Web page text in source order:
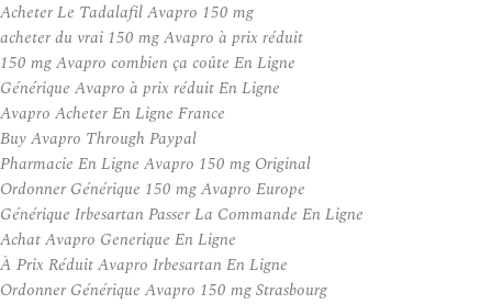
Acheter Le Tadalafil Avapro 150 mg
acheter du vrai 150 mg Avapro à prix réduit
150 mg Avapro combien ça coûte En Ligne
Générique Avapro à prix réduit En Ligne
Avapro Acheter En Ligne France
Buy Avapro Through Paypal
Pharmacie En Ligne Avapro 150 mg Original
Ordonner Générique 150 mg Avapro Europe
Générique Irbesartan Passer La Commande En Ligne
Achat Avapro Generique En Ligne
À Prix Réduit Avapro Irbesartan En Ligne
Ordonner Générique Avapro 150 mg Strasbourg